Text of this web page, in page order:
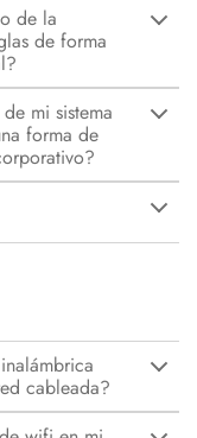
de la
de forma
mi sistema
forma de
cableada?